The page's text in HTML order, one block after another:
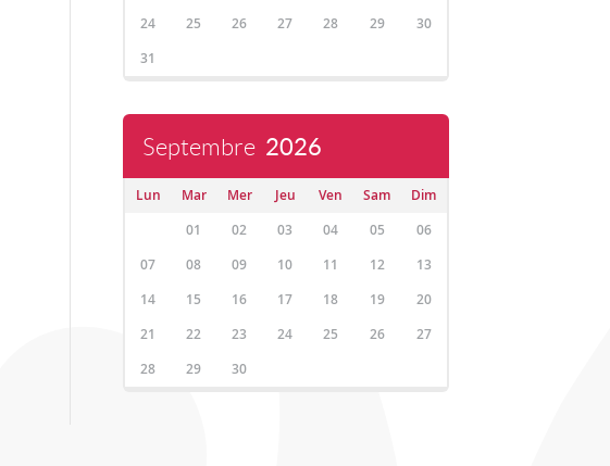
24
25 26 27 28 29
30
31
Septembre 2026
Lun Mar Mer Jeu Ven Sam
Dim
01
02 03 04 05
06
07
08 09 10 11 12
13
14
15 16 17 18 19
20
21
22 23 24 25 26
27
28
29 30